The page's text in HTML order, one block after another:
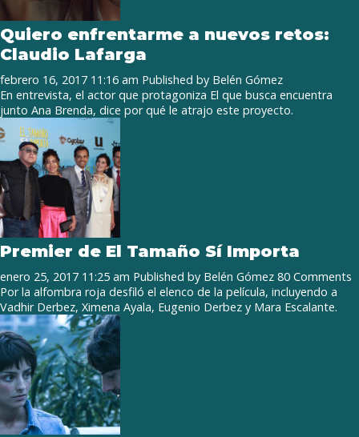
Quiero enfrentarme a nuevos retos:
Claudio Lafarga
febrero 16, 2017 11:16 am Published by Belén Gómez
En entrevista, el actor que protagoniza El que busca encuentra
junto Ana Brenda, dice por qué le atrajo este proyecto.
Premier de El Tamaño Sí Importa
enero 25, 2017 11:25 am Published by Belén Gómez 80 Comments
Por la alfombra roja desfiló el elenco de la película, incluyendo a
Vadhir Derbez, Ximena Ayala, Eugenio Derbez y Mara Escalante.